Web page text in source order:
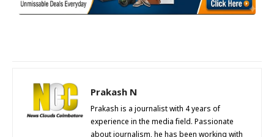
Prakash N
Prakash is a journalist with 4 years of
experience in the media field. Passionate
about journalism, he has been working with